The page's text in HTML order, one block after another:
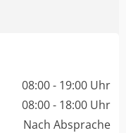
08:00 - 19:00 Uhr
08:00 - 18:00 Uhr
Nach Absprache